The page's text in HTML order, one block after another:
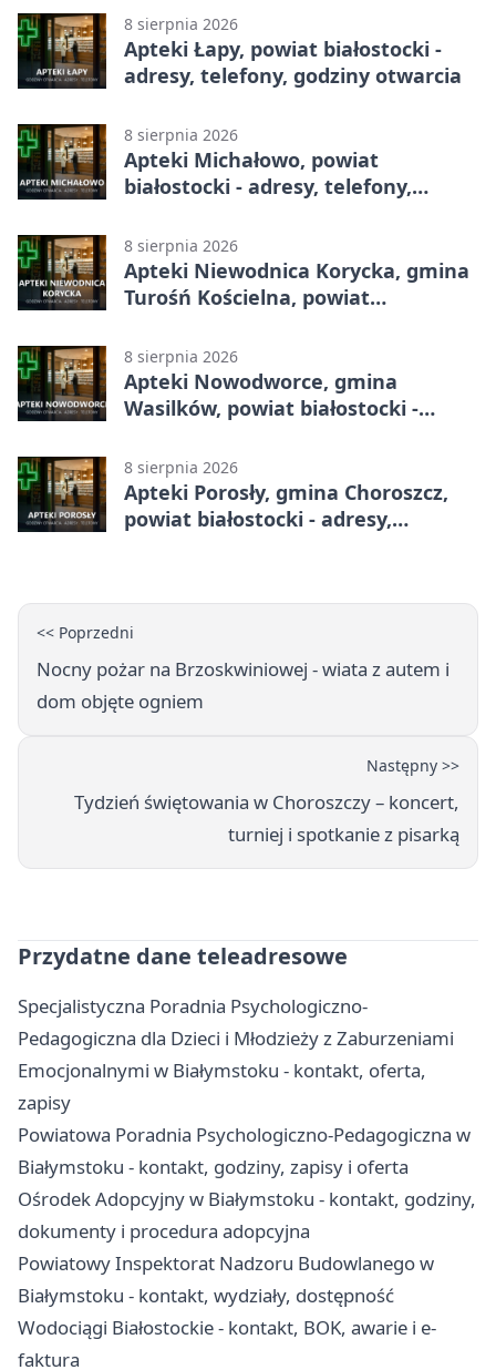
8 sierpnia 2026
Apteki Łapy, powiat białostocki -
adresy, telefony, godziny otwarcia
8 sierpnia 2026
Apteki Michałowo, powiat
białostocki - adresy, telefony,
8 sierpnia 2026
Apteki Niewodnica Korycka, gmina
Turośń Kościelna, powiat
godziny otwarcia
8 sierpnia 2026
Apteki Nowodworce, gmina
Wasilków, powiat białostocki -
8 sierpnia 2026
Apteki Porosły, gmina Choroszcz,
powiat białostocki - adresy,
<< Poprzedni
Nocny pożar na Brzoskwiniowej - wiata z autem i
dom objęte ogniem
Następny >>
Tydzień świętowania w Choroszczy – koncert,
turniej i spotkanie z pisarką
Przydatne dane teleadresowe
Specjalistyczna Poradnia Psychologiczno-
Pedagogiczna dla Dzieci i Młodzieży z Zaburzeniami
Emocjonalnymi w Białymstoku - kontakt, oferta,
zapisy
Powiatowa Poradnia Psychologiczno-Pedagogiczna w
Białymstoku - kontakt, godziny, zapisy i oferta
Ośrodek Adopcyjny w Białymstoku - kontakt, godziny,
dokumenty i procedura adopcyjna
Powiatowy Inspektorat Nadzoru Budowlanego w
Białymstoku - kontakt, wydziały, dostępność
Wodociągi Białostockie - kontakt, BOK, awarie i e-
faktura